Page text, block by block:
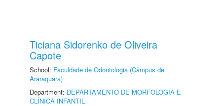
Ticiana Sidorenko de Oliveira
Capote
School: Faculdade de Odontologia (Câmpus de
Araraquara)
Department: DEPARTAMENTO DE MORFOLOGIA E
CLÍNICA INFANTIL